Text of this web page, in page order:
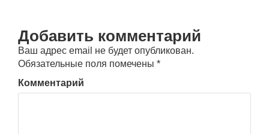
Добавить комментарий
Ваш адрес email не будет опубликован.
Обязательные поля помечены *
Комментарий